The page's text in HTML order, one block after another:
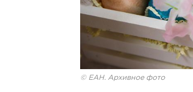
© ЕАН. Архивное фото